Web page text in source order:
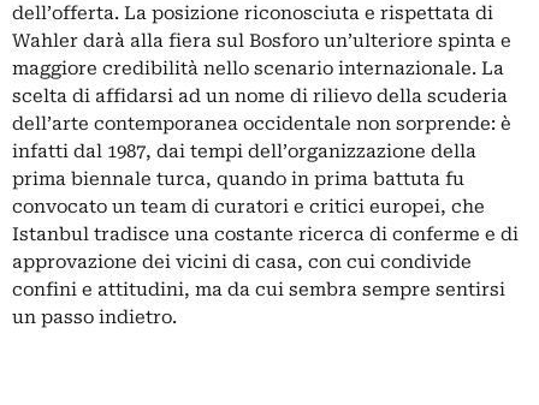
dell’offerta. La posizione riconosciuta e rispettata di
Wahler darà alla fiera sul Bosforo un’ulteriore spinta e
maggiore credibilità nello scenario internazionale. La
scelta di affidarsi ad un nome di rilievo della scuderia
dell’arte contemporanea occidentale non sorprende: è
infatti dal 1987, dai tempi dell’organizzazione della
prima biennale turca, quando in prima battuta fu
convocato un team di curatori e critici europei, che
Istanbul tradisce una costante ricerca di conferme e di
approvazione dei vicini di casa, con cui condivide
confini e attitudini, ma da cui sembra sempre sentirsi
un passo indietro.